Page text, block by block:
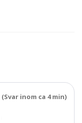
(Svar inom ca 4 min)